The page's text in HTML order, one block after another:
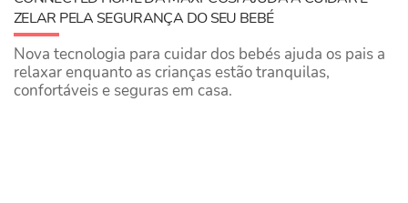
ZELAR PELA SEGURANÇA DO SEU BEBÉ
Nova tecnologia para cuidar dos bebés ajuda os pais a
relaxar enquanto as crianças estão tranquilas,
confortáveis e seguras em casa.